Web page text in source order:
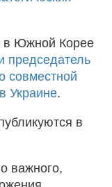
в Южной Корее
председатель
совместной
Украине.
в
важного,